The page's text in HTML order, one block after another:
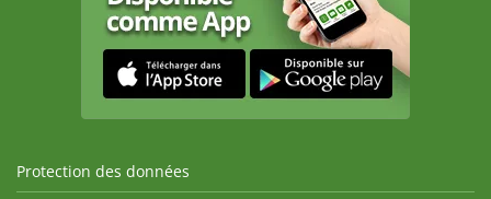
Protection des données